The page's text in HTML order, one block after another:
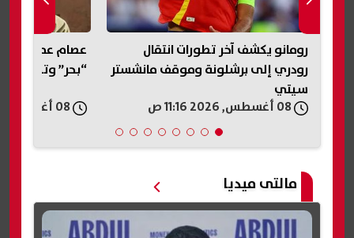
رومانو يكشف آخر تطورات انتقال
رودري إلى برشلونة وموقف مانشستر
سيتي
عصام عمر
“بحر” وتحديد
مالتى ميديا